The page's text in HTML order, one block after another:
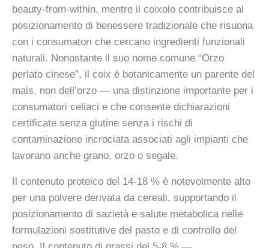
beauty-from-within, mentre il coixolo contribuisce al
posizionamento di benessere tradizionale che risuona
con i consumatori che cercano ingredienti funzionali
naturali. Nonostante il suo nome comune “Orzo
perlato cinese”, il coix è botanicamente un parente del
mais, non dell’orzo — una distinzione importante per i
consumatori celiaci e che consente dichiarazioni
certificate senza glutine senza i rischi di
contaminazione incrociata associati agli impianti che
lavorano anche grano, orzo o segale.
Il contenuto proteico del 14-18 % è notevolmente alto
per una polvere derivata da cereali, supportando il
posizionamento di sazietà e salute metabolica nelle
formulazioni sostitutive del pasto e di controllo del